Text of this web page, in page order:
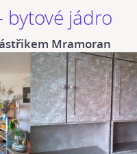
bytové jádro
Mramoran